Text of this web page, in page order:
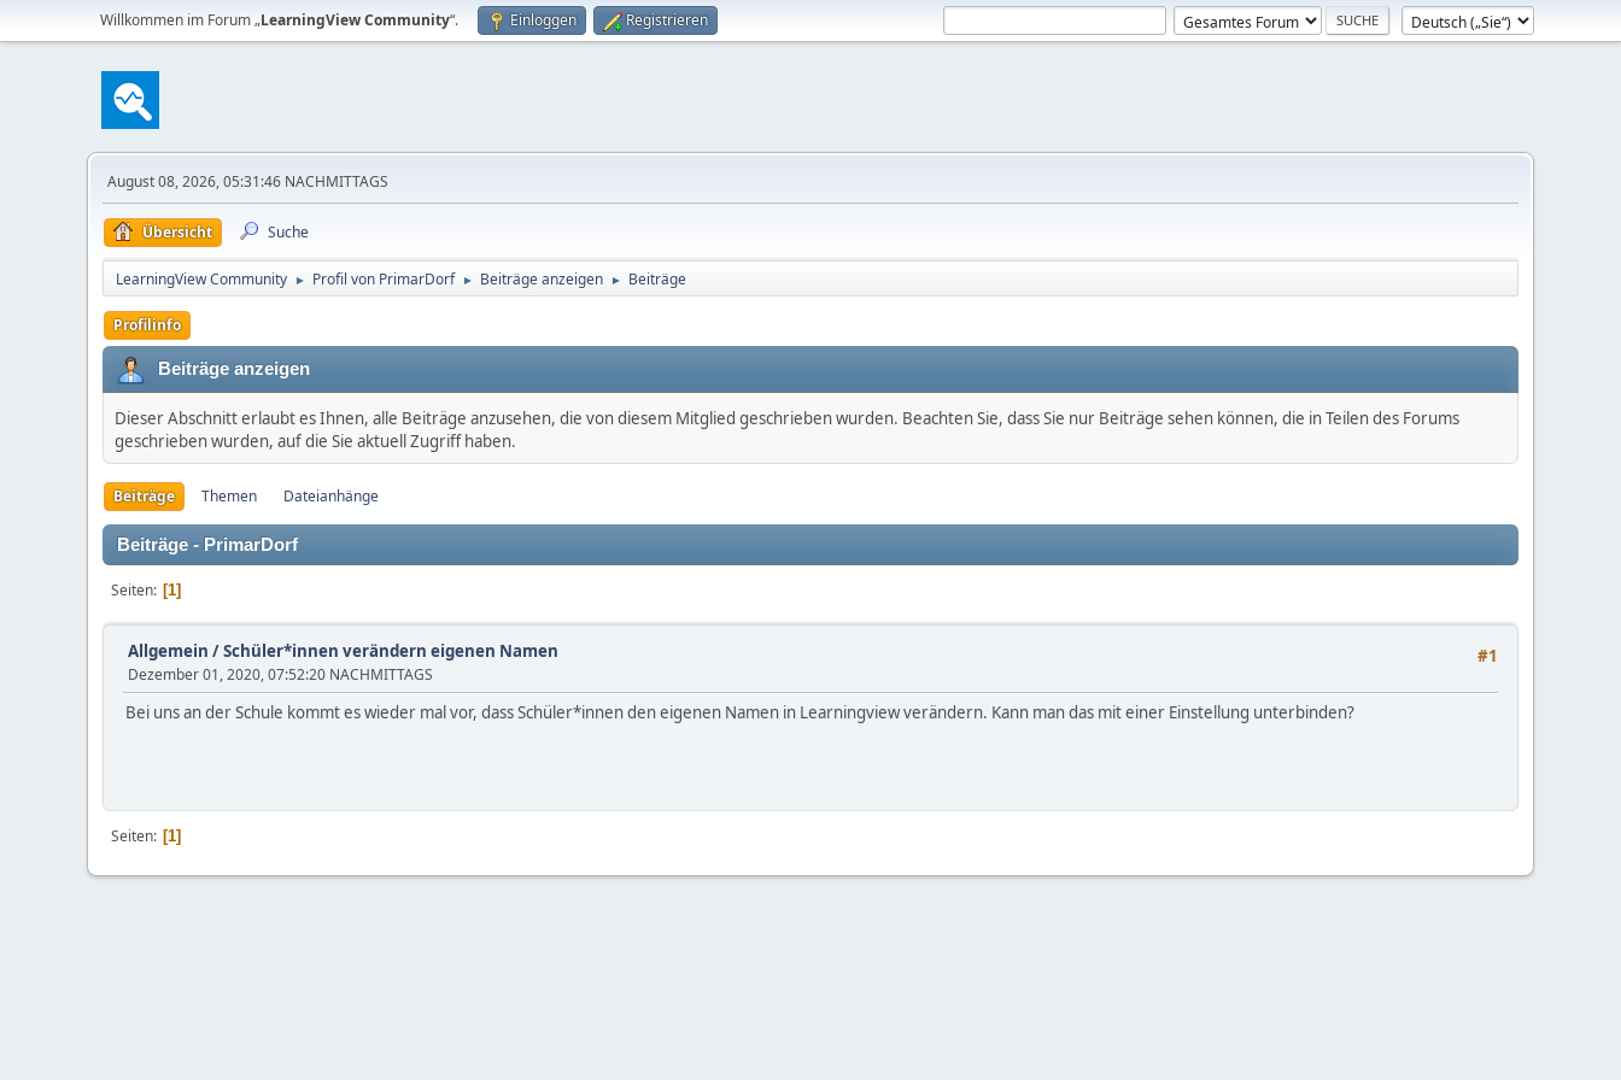
Willkommen im Forum „LearningView Community“. Einloggen Registrieren
August 08, 2026, 05:31:46 NACHMITTAGS
Übersicht Suche
LearningView Community ► Profil von PrimarDorf ► Beiträge anzeigen ► Beiträge
Profilinfo
Beiträge anzeigen
Dieser Abschnitt erlaubt es Ihnen, alle Beiträge anzusehen, die von diesem Mitglied geschrieben wurden. Beachten Sie, dass Sie nur Beiträge sehen können, die in Teilen des Forums
geschrieben wurden, auf die Sie aktuell Zugriff haben.
Beiträge Themen Dateianhänge
Beiträge - PrimarDorf
Seiten 1
#1
Allgemein /Schüler*innen verändern eigenen Namen
Dezember 01, 2020, 07:52:20 NACHMITTAGS
Bei uns an der Schule kommt es wieder mal vor, dass Schüler*innen den eigenen Namen in Learningview verändern. Kann man das mit einer Einstellung unterbinden?
Seiten 1